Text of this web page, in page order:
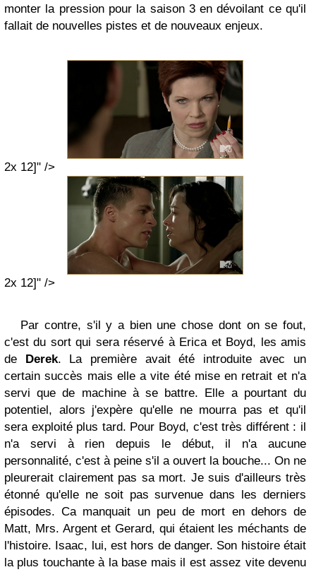
monter la pression pour la saison 3 en dévoilant ce qu'il
fallait de nouvelles pistes et de nouveaux enjeux.
2x 12]" />
2x 12]" />
Par contre, s'il y a bien une chose dont on se fout,
c'est du sort qui sera réservé à Erica et Boyd, les amis
de Derek. La première avait été introduite avec un
certain succès mais elle a vite été mise en retrait et n'a
servi que de machine à se battre. Elle a pourtant du
potentiel, alors j'expère qu'elle ne mourra pas et qu'il
sera exploité plus tard. Pour Boyd, c'est très différent : il
n'a servi à rien depuis le début, il n'a aucune
personnalité, c'est à peine s'il a ouvert la bouche... On ne
pleurerait clairement pas sa mort. Je suis d'ailleurs très
étonné qu'elle ne soit pas survenue dans les derniers
épisodes. Ca manquait un peu de mort en dehors de
Matt, Mrs. Argent et Gerard, qui étaient les méchants de
l'histoire. Isaac, lui, est hors de danger. Son histoire était
la plus touchante à la base mais il est assez vite devenu